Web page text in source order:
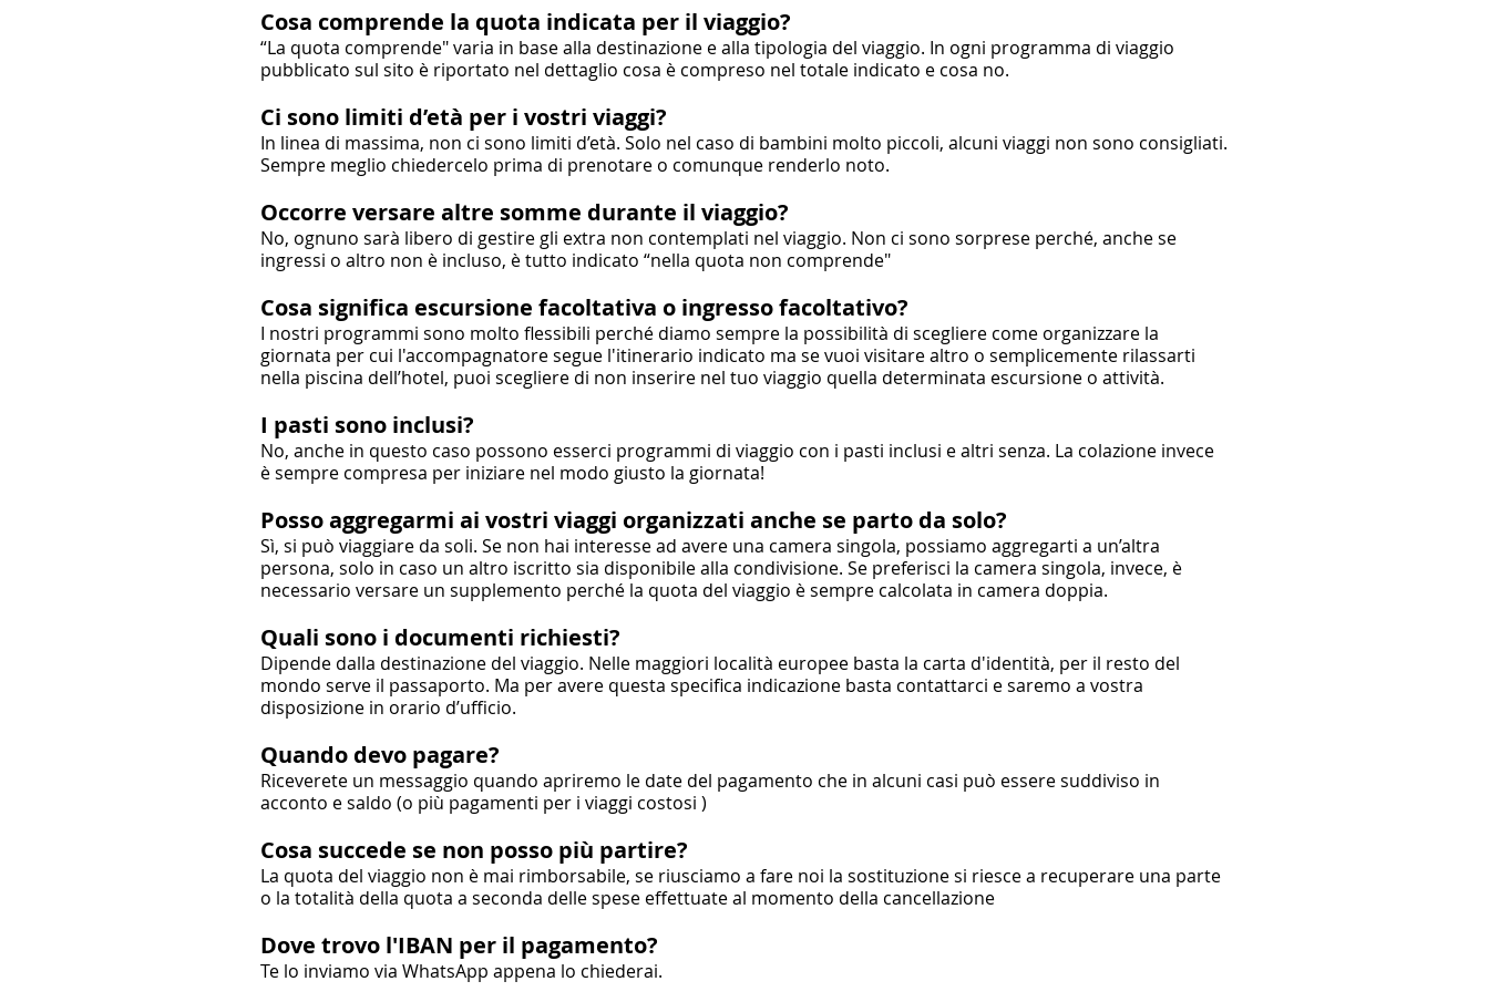
Cosa comprende la quota indicata per il viaggio?
“La quota comprende" varia in base alla destinazione e alla tipologia del viaggio. In ogni programma di viaggio
pubblicato sul sito è riportato nel dettaglio cosa è compreso nel totale indicato e cosa no.
Ci sono limiti d’età per i vostri viaggi?
In linea di massima, non ci sono limiti d’età. Solo nel caso di bambini molto piccoli, alcuni viaggi non sono consigliati.
Sempre meglio chiedercelo prima di prenotare o comunque renderlo noto.
Occorre versare altre somme durante il viaggio?
No, ognuno sarà libero di gestire gli extra non contemplati nel viaggio. Non ci sono sorprese perché, anche se
ingressi o altro non è incluso, è tutto indicato “nella quota non comprende"
Cosa significa escursione facoltativa o ingresso facoltativo?
I nostri programmi sono molto flessibili perché diamo sempre la possibilità di scegliere come organizzare la
giornata per cui l'accompagnatore segue l'itinerario indicato ma se vuoi visitare altro o semplicemente rilassarti
nella piscina dell’hotel, puoi scegliere di non inserire nel tuo viaggio quella determinata escursione o attività.
I pasti sono inclusi?
No, anche in questo caso possono esserci programmi di viaggio con i pasti inclusi e altri senza. La colazione invece
è sempre compresa per iniziare nel modo giusto la giornata!
Posso aggregarmi ai vostri viaggi organizzati anche se parto da solo?
Sì, si può viaggiare da soli. Se non hai interesse ad avere una camera singola, possiamo aggregarti a un’altra
persona, solo in caso un altro iscritto sia disponibile alla condivisione. Se preferisci la camera singola, invece, è
necessario versare un supplemento perché la quota del viaggio è sempre calcolata in camera doppia.
Quali sono i documenti richiesti?
Dipende dalla destinazione del viaggio. Nelle maggiori località europee basta la carta d'identità, per il resto del
mondo serve il passaporto. Ma per avere questa specifica indicazione basta contattarci e saremo a vostra
disposizione in orario d’ufficio.
Quando devo pagare?
Riceverete un messaggio quando apriremo le date del pagamento che in alcuni casi può essere suddiviso in
acconto e saldo (o più pagamenti per i viaggi costosi )
Cosa succede se non posso più partire?
La quota del viaggio non è mai rimborsabile, se riusciamo a fare noi la sostituzione si riesce a recuperare una parte
o la totalità della quota a seconda delle spese effettuate al momento della cancellazione
Dove trovo l'IBAN per il pagamento?
Te lo inviamo via WhatsApp appena lo chiederai.